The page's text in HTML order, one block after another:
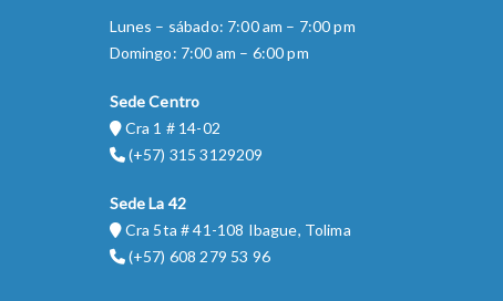
Lunes – sábado: 7:00 am – 7:00 pm
Domingo: 7:00 am – 6:00 pm
Sede Centro
Cra 1 # 14-02
(+57) 315 3129209
Sede La 42
Cra 5ta # 41-108 Ibague, Tolima
(+57) 608 279 53 96